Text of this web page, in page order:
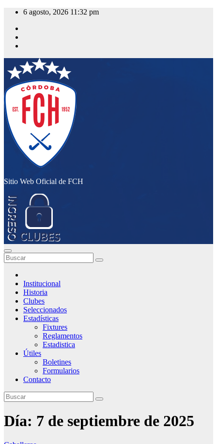
Saltar
contenido
6 agosto, 2026 11:32 pm
Sitio Web Oficial de FCH
Institucional
Historia
Clubes
Seleccionados
Estadísticas
Fixtures
Reglamentos
Estadistica
Útiles
Boletines
Formularios
Contacto
Día: 7 de septiembre de 2025